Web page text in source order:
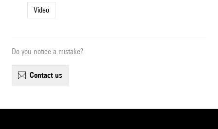
Video
Do you notice a mistake?
contact us